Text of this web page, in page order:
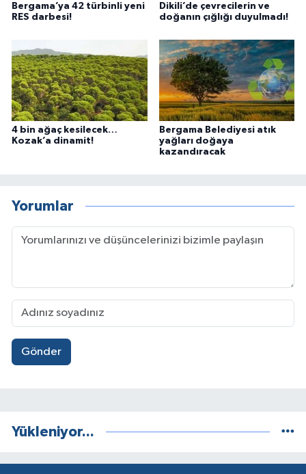
Bergama’ya 42 türbinli yeni
RES darbesi!
Dikili’de çevrecilerin ve
doğanın çığlığı duyulmadı!
4 bin ağaç kesilecek…
Kozak’a dinamit!
Bergama Belediyesi atık
yağları doğaya
kazandıracak
Yorumlar
Gönder
Yükleniyor...